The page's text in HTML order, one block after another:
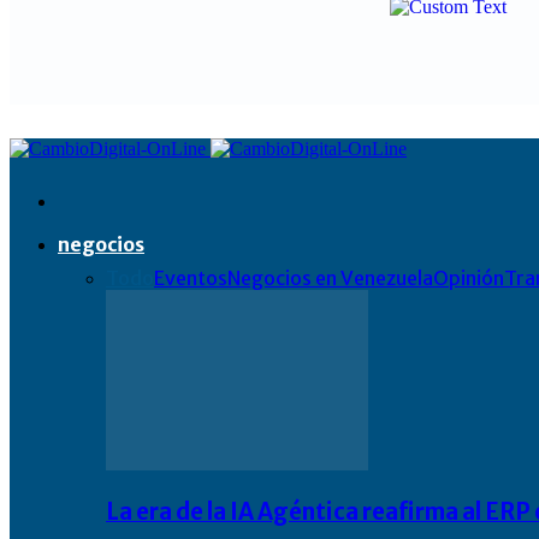
negocios
EventosNegocios en VenezuelaOpinión
La era de la IA Agéntica reafirma al